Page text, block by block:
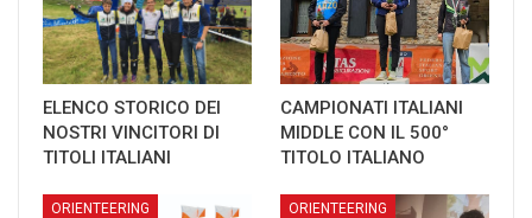
ELENCO STORICO DEI
NOSTRI VINCITORI DI
TITOLI ITALIANI
CAMPIONATI ITALIANI
MIDDLE CON IL 500°
TITOLO ITALIANO
ORIENTEERING ORIENTEERING